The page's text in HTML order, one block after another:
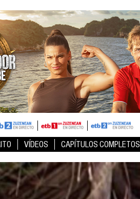
VÍDEOS CAPÍTULOS COMPLETOS